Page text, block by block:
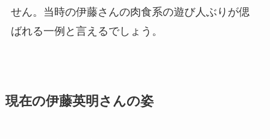
せん。当時の伊藤さんの肉食系の遊び人ぶりが偲
ばれる一例と言えるでしょう。
現在の伊藤英明さんの姿